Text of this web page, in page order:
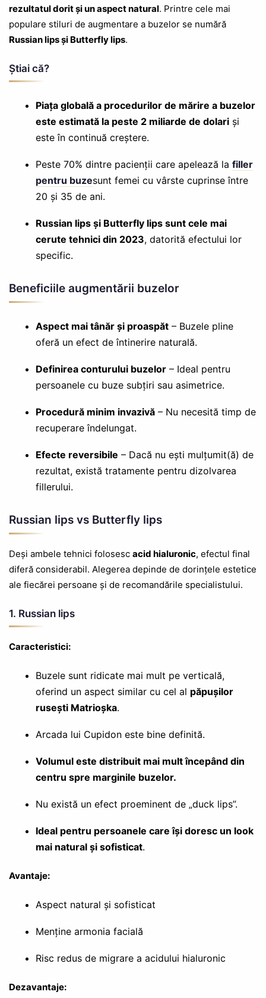
rezultatul dorit și un aspect natural. Printre cele mai
populare stiluri de augmentare a buzelor se numără
Russian lips și Butterfly lips.
Ştiai că?
Piața globală a procedurilor de mărire a buzelor
este estimată la peste 2 miliarde de dolariși
este în continuă creștere.
Peste 70% dintre pacienții care apelează la filler
pentru buzesunt femei cu vârste cuprinse între
20 și 35 de ani.
Russian lips și Butterfly lips sunt cele mai
cerute tehnici din 2023, datorită efectului lor
specific.
Beneficiile augmentării buzelor
Aspect mai tânăr și proaspăt– Buzele pline
oferă un efect de întinerire naturală.
Definirea conturului buzelor– Ideal pentru
persoanele cu buze subțiri sau asimetrice.
Procedură minim invazivă– Nu necesită timp de
recuperare îndelungat.
Efecte reversibile – Dacă nu ești mulțumit(ă) de
rezultat, există tratamente pentru dizolvarea
fillerului.
Russian lips vs Butterfly lips
Deși ambele tehnici folosesc acid hialuronic, efectul final
diferă considerabil. Alegerea depinde de dorințele estetice
ale fiecărei persoane și de recomandările specialistului.
1. Russian lips
Caracteristici:
Buzele sunt ridicate mai mult pe verticală,
oferind un aspect similar cu cel al păpușilor
rusești Matrioșka.
Arcada lui Cupidon este bine definită.
Volumul este distribuit mai mult începând din
centru spre marginile buzelor.
Nu există un efect proeminent de „duck lips”.
Ideal pentru persoanele care își doresc un look
mai natural și sofisticat.
Avantaje:
Aspect natural și sofisticat
Menține armonia facială
Risc redus de migrare a acidului hialuronic
Dezavantaje: